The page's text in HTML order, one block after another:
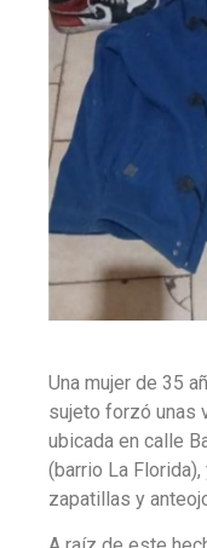
Una mujer de 35
sujeto forzó unas
ubicada en calle
(barrio La
zapatillas y